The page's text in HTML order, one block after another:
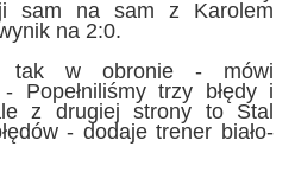
sam na sam z Karolem
na 2:0.
tak w obronie - mówi
Popełniliśmy trzy błędy i
z drugiej strony to Stal
- dodaje trener biało-